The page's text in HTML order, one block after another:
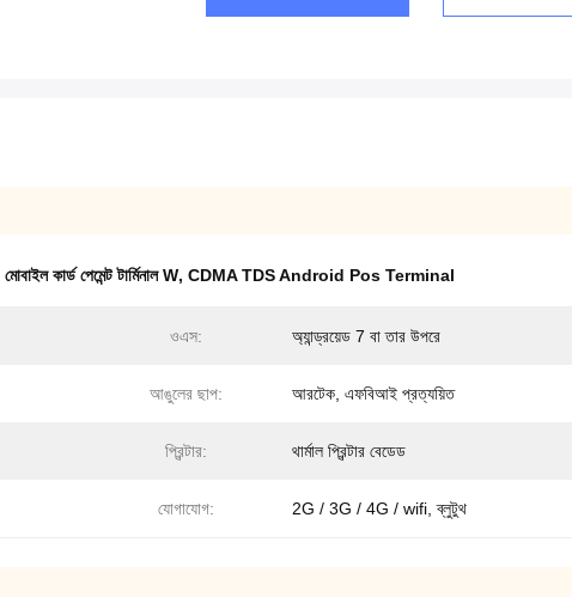
কার্ড পেমেন্ট টার্মিনাল W, CDMA TDS Android Pos Terminal
ওএস: অ্যান্ড্রয়েড 7 বা তার উপরে
আঙুলের ছাপ: আরটেক, এফবিআই প্রত্যয়িত
প্রিন্টার: থার্মাল প্রিন্টার বেডেড
যোগাযোগ: 2G / 3G / 4G / wifi, ব্লুটুথ